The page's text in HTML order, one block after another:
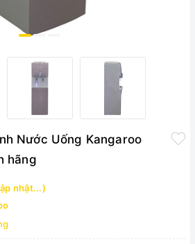
Nước Uống Kangaroo
hãng
nhật...)